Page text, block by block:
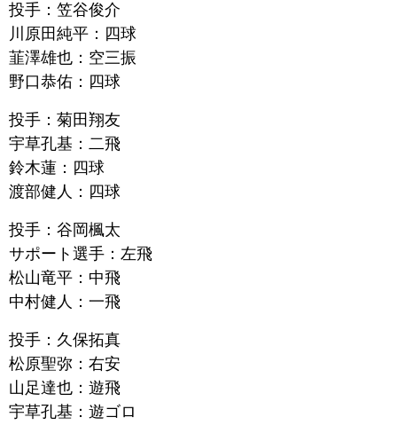
投手：笠谷俊介
川原田純平：四球
韮澤雄也：空三振
野口恭佑：四球
投手：菊田翔友
宇草孔基：二飛
鈴木蓮：四球
渡部健人：四球
投手：谷岡楓太
サポート選手：左飛
松山竜平：中飛
中村健人：一飛
投手：久保拓真
松原聖弥：右安
山足達也：遊飛
宇草孔基：遊ゴロ